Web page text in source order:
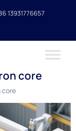
13931776657
core
core